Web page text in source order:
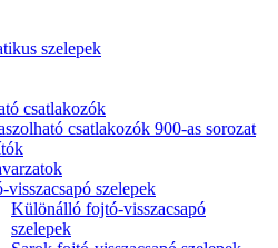
szelepek
csatlakozók
csatlakozók 900-as sorozat
visszacsapó szelepek
Különálló fojtó-visszacsapó
szelepek